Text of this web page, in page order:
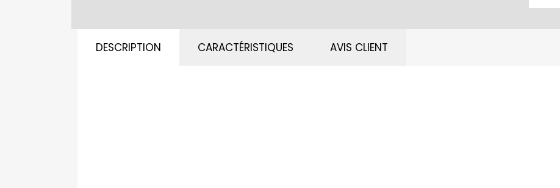
DESCRIPTION CARACTÉRISTIQUES AVIS CLIENT